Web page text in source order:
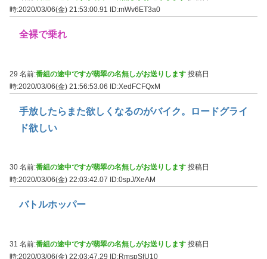
時:2020/03/06(金) 21:53:00.91
ID:mWv6ET3a0
全裸で乗れ
29 名前:番組の途中ですが翡翠の名無しがお送りします 投稿日
時:2020/03/06(金) 21:56:53.06 ID:XedFCFQxM
手放したらまた欲しくなるのがバイク。ロードグライ
ド欲しい
30 名前:番組の途中ですが翡翠の名無しがお送りします 投稿日
時:2020/03/06(金) 22:03:42.07
ID:0spJ/XeAM
バトルホッパー
31 名前:番組の途中ですが翡翠の名無しがお送りします 投稿日
時:2020/03/06(金) 22:03:47.29
ID:RmspSfU10